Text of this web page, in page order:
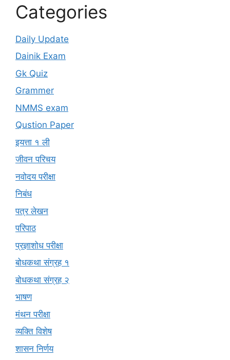
Categories
Daily Update
Dainik Exam
Gk Quiz
Grammer
NMMS exam
Qustion Paper
इयत्ता १ ली
जीवन परिचय
नवोदय परीक्षा
निबंध
पत्र लेखन
परिपाठ
प्रज्ञाशोध परीक्षा
बोधकथा संग्रह १
बोधकथा संग्रह २
भाषण
मंथन परीक्षा
व्यक्ति विशेष
शासन निर्णय